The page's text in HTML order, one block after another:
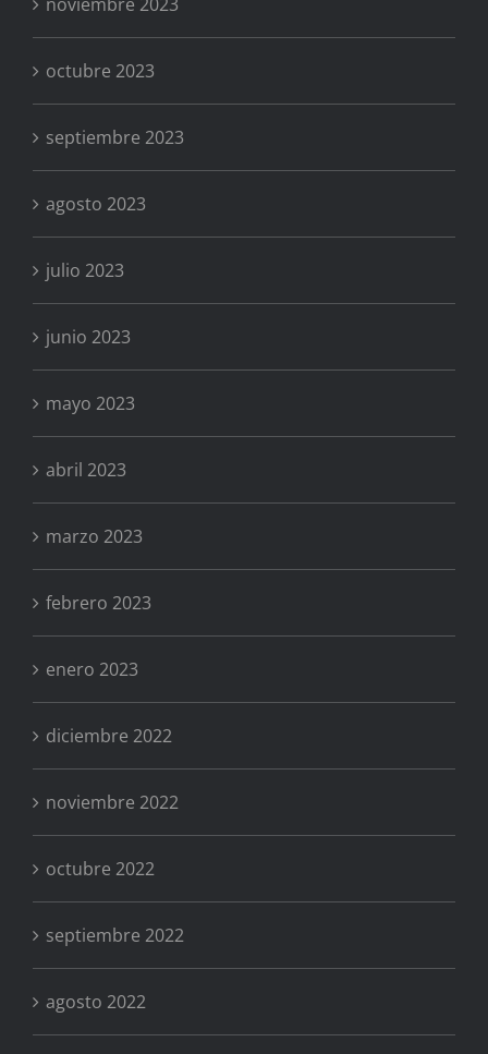
octubre 2023
septiembre 2023
agosto 2023
julio 2023
junio 2023
mayo 2023
abril 2023
marzo 2023
febrero 2023
enero 2023
diciembre 2022
noviembre 2022
octubre 2022
septiembre 2022
agosto 2022